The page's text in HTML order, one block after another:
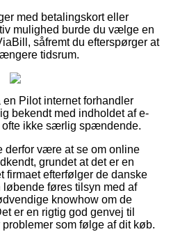
med betalingskort eller
mulighed burde du vælge en
såfremt du efterspørger at
tidsrum.
Pilot internet forhandler
bekendt med indholdet af e-
ofte ikke særlig spændende.
derfor være at se om online
grundet at det er en
firmaet efterfølger de danske
løbende føres tilsyn med af
knowhow om de
er en rigtig god genvej til
som følge af dit køb.